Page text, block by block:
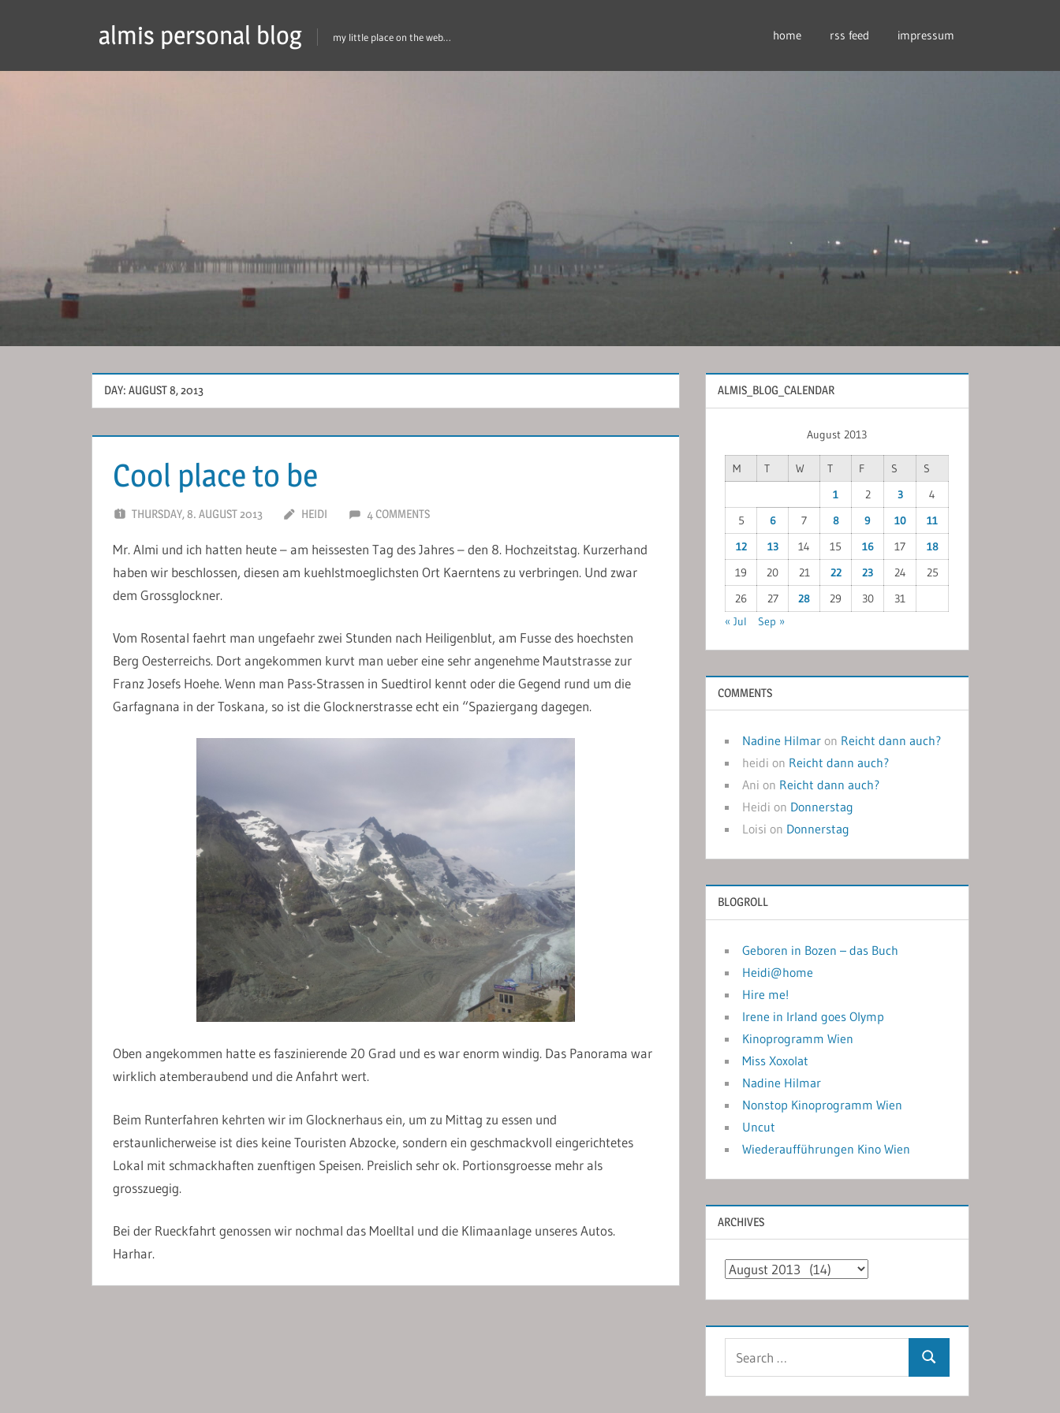
almis personal blog my little place on the web… home rss feed impressum
DAY: AUGUST 8, 2013
Cool place to be
THURSDAY, 8. AUGUST 2013 HEIDI 4 COMMENTS
Mr. Almi und ich hatten heute – am heissesten Tag des Jahres – den 8. Hochzeitstag. Kurzerhand
haben wir beschlossen, diesen am kuehlstmoeglichsten Ort Kaerntens zu verbringen. Und zwar
dem Grossglockner.
Vom Rosental faehrt man ungefaehr zwei Stunden nach Heiligenblut, am Fusse des hoechsten
Berg Oesterreichs. Dort angekommen kurvt man ueber eine sehr angenehme Mautstrasse zur
Franz Josefs Hoehe. Wenn man Pass-Strassen in Suedtirol kennt oder die Gegend rund um die
Garfagnana in der Toskana, so ist die Glocknerstrasse echt ein “Spaziergang dagegen.
Oben angekommen hatte es faszinierende 20 Grad und es war enorm windig. Das Panorama war
wirklich atemberaubend und die Anfahrt wert.
Beim Runterfahren kehrten wir im Glocknerhaus ein, um zu Mittag zu essen und
erstaunlicherweise ist dies keine Touristen Abzocke, sondern ein geschmackvoll eingerichtetes
Lokal mit schmackhaften zuenftigen Speisen. Preislich sehr ok. Portionsgroesse mehr als
grosszuegig.
Bei der Rueckfahrt genossen wir nochmal das Moelltal und die Klimaanlage unseres Autos.
Harhar.
ALMIS_BLOG_CALENDAR
August 2013
M T W T F S
S
1
2 3
4
5
6 7 8 9 10
11
12
13 14 15 16 17
18
19
20 21 22 23 24
25
26
27 28 29 30
31
« Jul
Sep »
COMMENTS
Nadine Hilmar on Reicht dann auch?
heidi on Reicht dann auch?
Ani on Reicht dann auch?
Heidi on Donnerstag
Loisi on Donnerstag
BLOGROLL
Geboren in Bozen – das Buch
Heidi@home
Hire me!
Irene in Irland goes Olymp
Kinoprogramm Wien
Miss Xoxolat
Nadine Hilmar
Nonstop Kinoprogramm Wien
Uncut
Wiederaufführungen Kino Wien
ARCHIVES
Archives
Search